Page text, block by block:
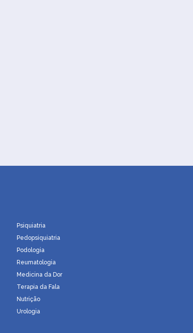
Psiquiatria
Pedopsiquiatria
Podologia
Reumatologia
Medicina da Dor
Terapia da Fala
Nutrição
Urologia